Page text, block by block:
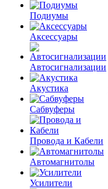
Подиумы
Аксессуары
Автосигнализации
Акустика
Сабвуферы
Провода и Кабели
Автомагнитолы
Усилители